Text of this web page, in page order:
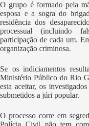
O grupo é formado pela
esposa e a sogra do
residência dos
processual (incluindo
participação de cada um.
organização criminosa.
Se os indiciamentos
Ministério Público do Rio
esta aceitar, os
submetidos a júri popular.
O processo corre em